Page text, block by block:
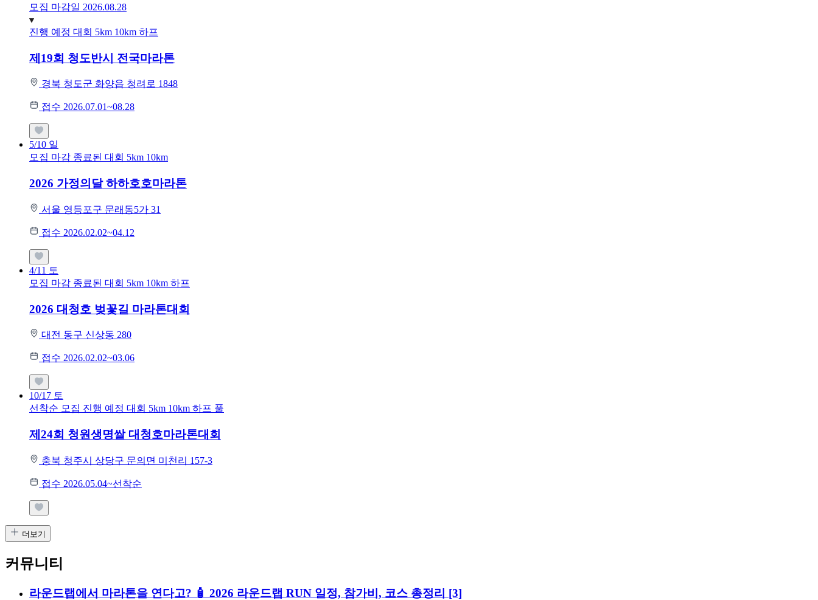
모집 마감일 2026.08.28
진행 예정 대회 5km 10km 하프
제19회 청도반시 전국마라톤
경북 청도군 화양읍 청려로 1848
접수 2026.07.01~08.28
5/10 일
모집 마감 종료된 대회 5km 10km
2026 가정의달 하하호호마라톤
서울 영등포구 문래동5가 31
접수 2026.02.02~04.12
4/11 토
모집 마감 종료된 대회 5km 10km 하프
2026 대청호 벚꽃길 마라톤대회
대전 동구 신상동 280
접수 2026.02.02~03.06
10/17 토
선착순 모집 진행 예정 대회 5km 10km 하프 풀
제24회 청원생명쌀 대청호마라톤대회
충북 청주시 상당구 문의면 미천리 157-3
접수 2026.05.04~선착순
더보기
커뮤니티
라운드랩에서 마라톤을 연다고? 🧴 2026 라운드랩 RUN 일정, 참가비, 코스 총정리 [3]